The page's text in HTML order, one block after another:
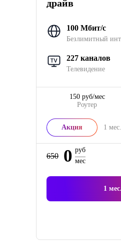
драйв
100 Мбит/с
Безлимитный
227 каналов
Телевидение
Роутер
150 руб/мес
Акция 1
650 0 руб
мес
1